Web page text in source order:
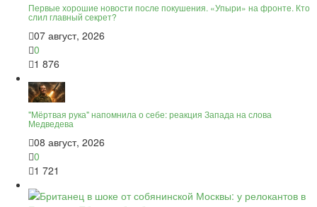
Первые хорошие новости после покушения. «Упыри» на фронте. Кто
слил главный секрет?
07 август, 2026
0
1 876
"Мёртвая рука" напомнила о себе: реакция Запада на слова
Медведева
08 август, 2026
0
1 721